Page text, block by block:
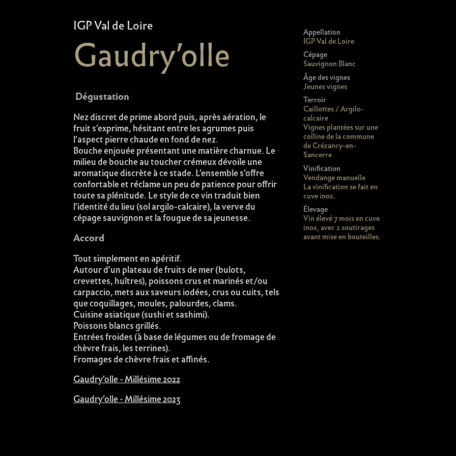
IGP Val de Loire
Gaudry’olle
Dégustation
Nez discret de prime abord puis, après aération, le
fruit s’exprime, hésitant entre les agrumes puis
l’aspect pierre chaude en fond de nez.
Bouche enjouée présentant une matière charnue. Le
milieu de bouche au toucher crémeux dévoile une
aromatique discrète à ce stade. L’ensemble s’offre
confortable et réclame un peu de patience pour offrir
toute sa plénitude. Le style de ce vin traduit bien
l’identité du lieu (sol argilo-calcaire), la verve du
cépage sauvignon et la fougue de sa jeunesse.
Accord
Tout simplement en apéritif.
Autour d’un plateau de fruits de mer (bulots,
crevettes, huîtres), poissons crus et marinés et/ou
carpaccio, mets aux saveurs iodées, crus ou cuits, tels
que coquillages, moules, palourdes, clams.
Cuisine asiatique (sushi et sashimi).
Poissons blancs grillés.
Entrées froides (à base de légumes ou de fromage de
chèvre frais, les terrines).
Fromages de chèvre frais et affinés.
Gaudry’olle - Millésime 2022
Gaudry’olle - Millésime 2023
Appellation
IGP Val de Loire
Cépage
Sauvignon Blanc
Âge des vignes
Jeunes vignes
Terroir
Caillottes / Argilo-
calcaire
Vignes plantées sur une
colline de la commune
de Crézancy-en-
Sancerre
Vinification
Vendange manuelle
La vinification se fait en
cuve inox.
Élevage
Vin élevé 7 mois en cuve
inox, avec 2 soutirages
avant mise en bouteilles.